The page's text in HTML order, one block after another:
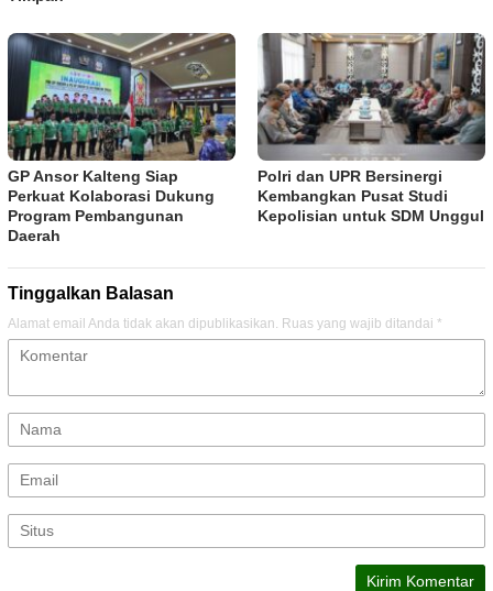
GP Ansor Kalteng Siap
Perkuat Kolaborasi Dukung
Program Pembangunan
Daerah
Polri dan UPR Bersinergi
Kembangkan Pusat Studi
Kepolisian untuk SDM Unggul
Tinggalkan Balasan
Alamat email Anda tidak akan dipublikasikan. Ruas yang wajib ditandai *